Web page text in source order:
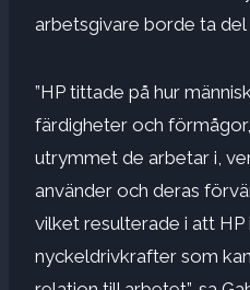
arbetsgivare borde ta del
”HP tittade på hur
färdigheter och
utrymmet de arbetar i,
använder och deras
vilket resulterade i att
nyckeldrivkrafter som